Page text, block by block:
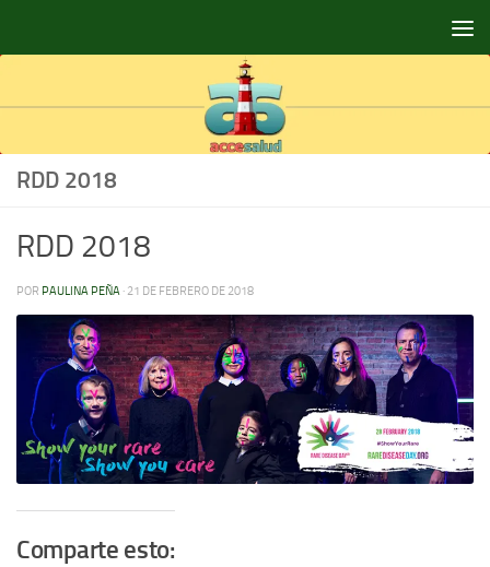
RDD 2018
RDD 2018
POR PAULINA PEÑA · 21 DE FEBRERO DE 2018
Comparte esto: